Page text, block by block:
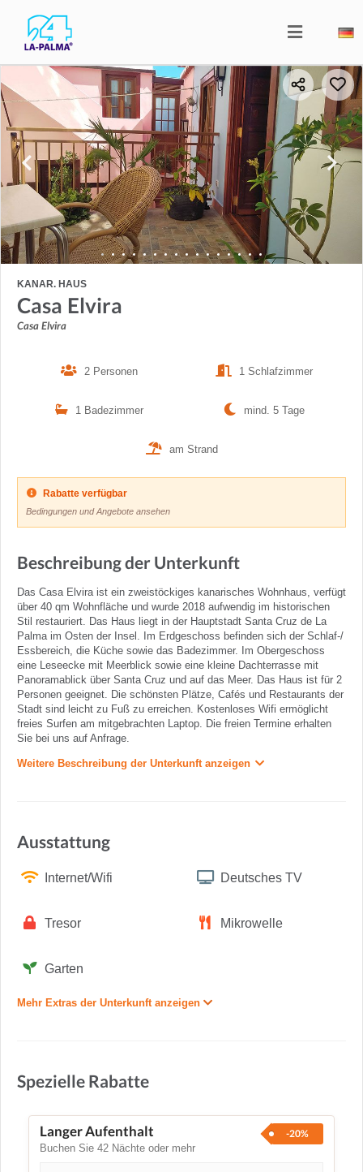
KANAR. HAUS
Casa Elvira
Casa Elvira
2 Personen 1 Schlafzimmer
1 Badezimmer mind. 5 Tage
am Strand
Rabatte verfügbar
Bedingungen und Angebote ansehen
Beschreibung der Unterkunft
Das Casa Elvira ist ein zweistöckiges kanarisches Wohnhaus, verfügt
über 40 qm Wohnfläche und wurde 2018 aufwendig im historischen
Stil restauriert. Das Haus liegt in der Hauptstadt Santa Cruz de La
Palma im Osten der Insel. Im Erdgeschoss befinden sich der Schlaf-/
Essbereich, die Küche sowie das Badezimmer. Im Obergeschoss
eine Leseecke mit Meerblick sowie eine kleine Dachterrasse mit
Panoramablick über Santa Cruz und auf das Meer. Das Haus ist für 2
Personen geeignet. Die schönsten Plätze, Cafés und Restaurants der
Stadt sind leicht zu Fuß zu erreichen. Kostenloses Wifi ermöglicht
freies Surfen am mitgebrachten Laptop. Die freien Termine erhalten
Sie bei uns auf Anfrage.
Weitere Beschreibung der Unterkunft anzeigen
Ausstattung
Internet/Wifi Deutsches TV
Tresor Mikrowelle
Garten
Mehr Extras der Unterkunft anzeigen
Spezielle Rabatte
Langer Aufenthalt
-20%
Buchen Sie 42 Nächte oder mehr